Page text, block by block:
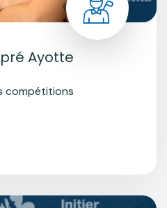
Ayotte
compétitions